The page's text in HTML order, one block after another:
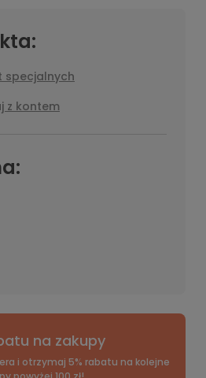
specjalnych
z kontem
na zakupy
i otrzymaj 5% rabatu na kolejne